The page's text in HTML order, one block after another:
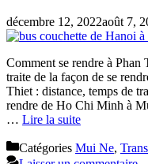
décembre 12, 2022août 7,
Comment se rendre à
traite de la façon de se
Thiet : distance, temps de
rendre de Ho Chi Minh à
… Lire la suite
Catégories Mui Ne,